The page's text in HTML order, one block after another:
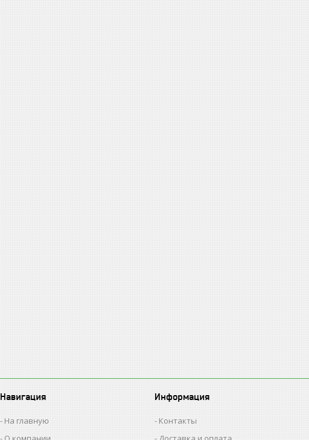
Навигация
На главную
Информация
Контакты